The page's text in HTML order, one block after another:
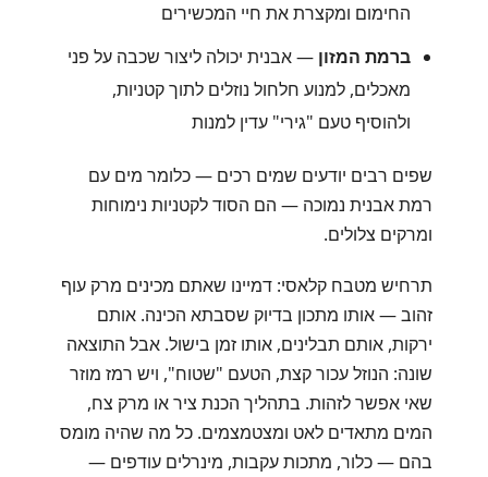
החימום ומקצרת את חיי המכשירים
ברמת המזון — אבנית יכולה ליצור שכבה על פני
מאכלים, למנוע חלחול נוזלים לתוך קטניות,
ולהוסיף טעם "גירי" עדין למנות
שפים רבים יודעים שמים רכים — כלומר מים עם
רמת אבנית נמוכה — הם הסוד לקטניות נימוחות
ומרקים צלולים.
תרחיש מטבח קלאסי: דמיינו שאתם מכינים מרק עוף
זהוב — אותו מתכון בדיוק שסבתא הכינה. אותם
ירקות, אותם תבלינים, אותו זמן בישול. אבל התוצאה
שונה: הנוזל עכור קצת, הטעם "שטוח", ויש רמז מוזר
שאי אפשר לזהות. בתהליך הכנת ציר או מרק צח,
המים מתאדים לאט ומצטמצמים. כל מה שהיה מומס
בהם — כלור, מתכות עקבות, מינרלים עודפים —